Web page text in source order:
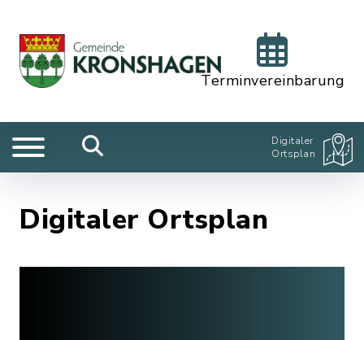
Terminvereinbarung
Digitaler
Ortsplan
Digitaler Ortsplan